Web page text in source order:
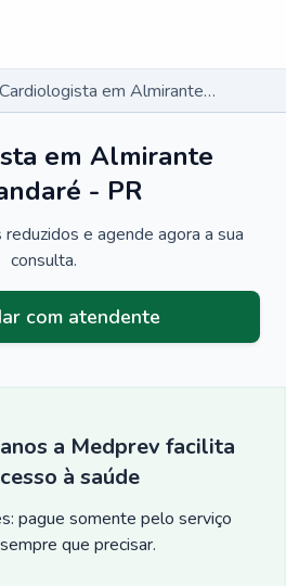
Cardiologista em Almirante Tamandaré - PR
em Almirante
- PR
e agende agora a sua
consulta.
com atendente
a Medprev facilita
à saúde
pague somente pelo serviço
que precisar.